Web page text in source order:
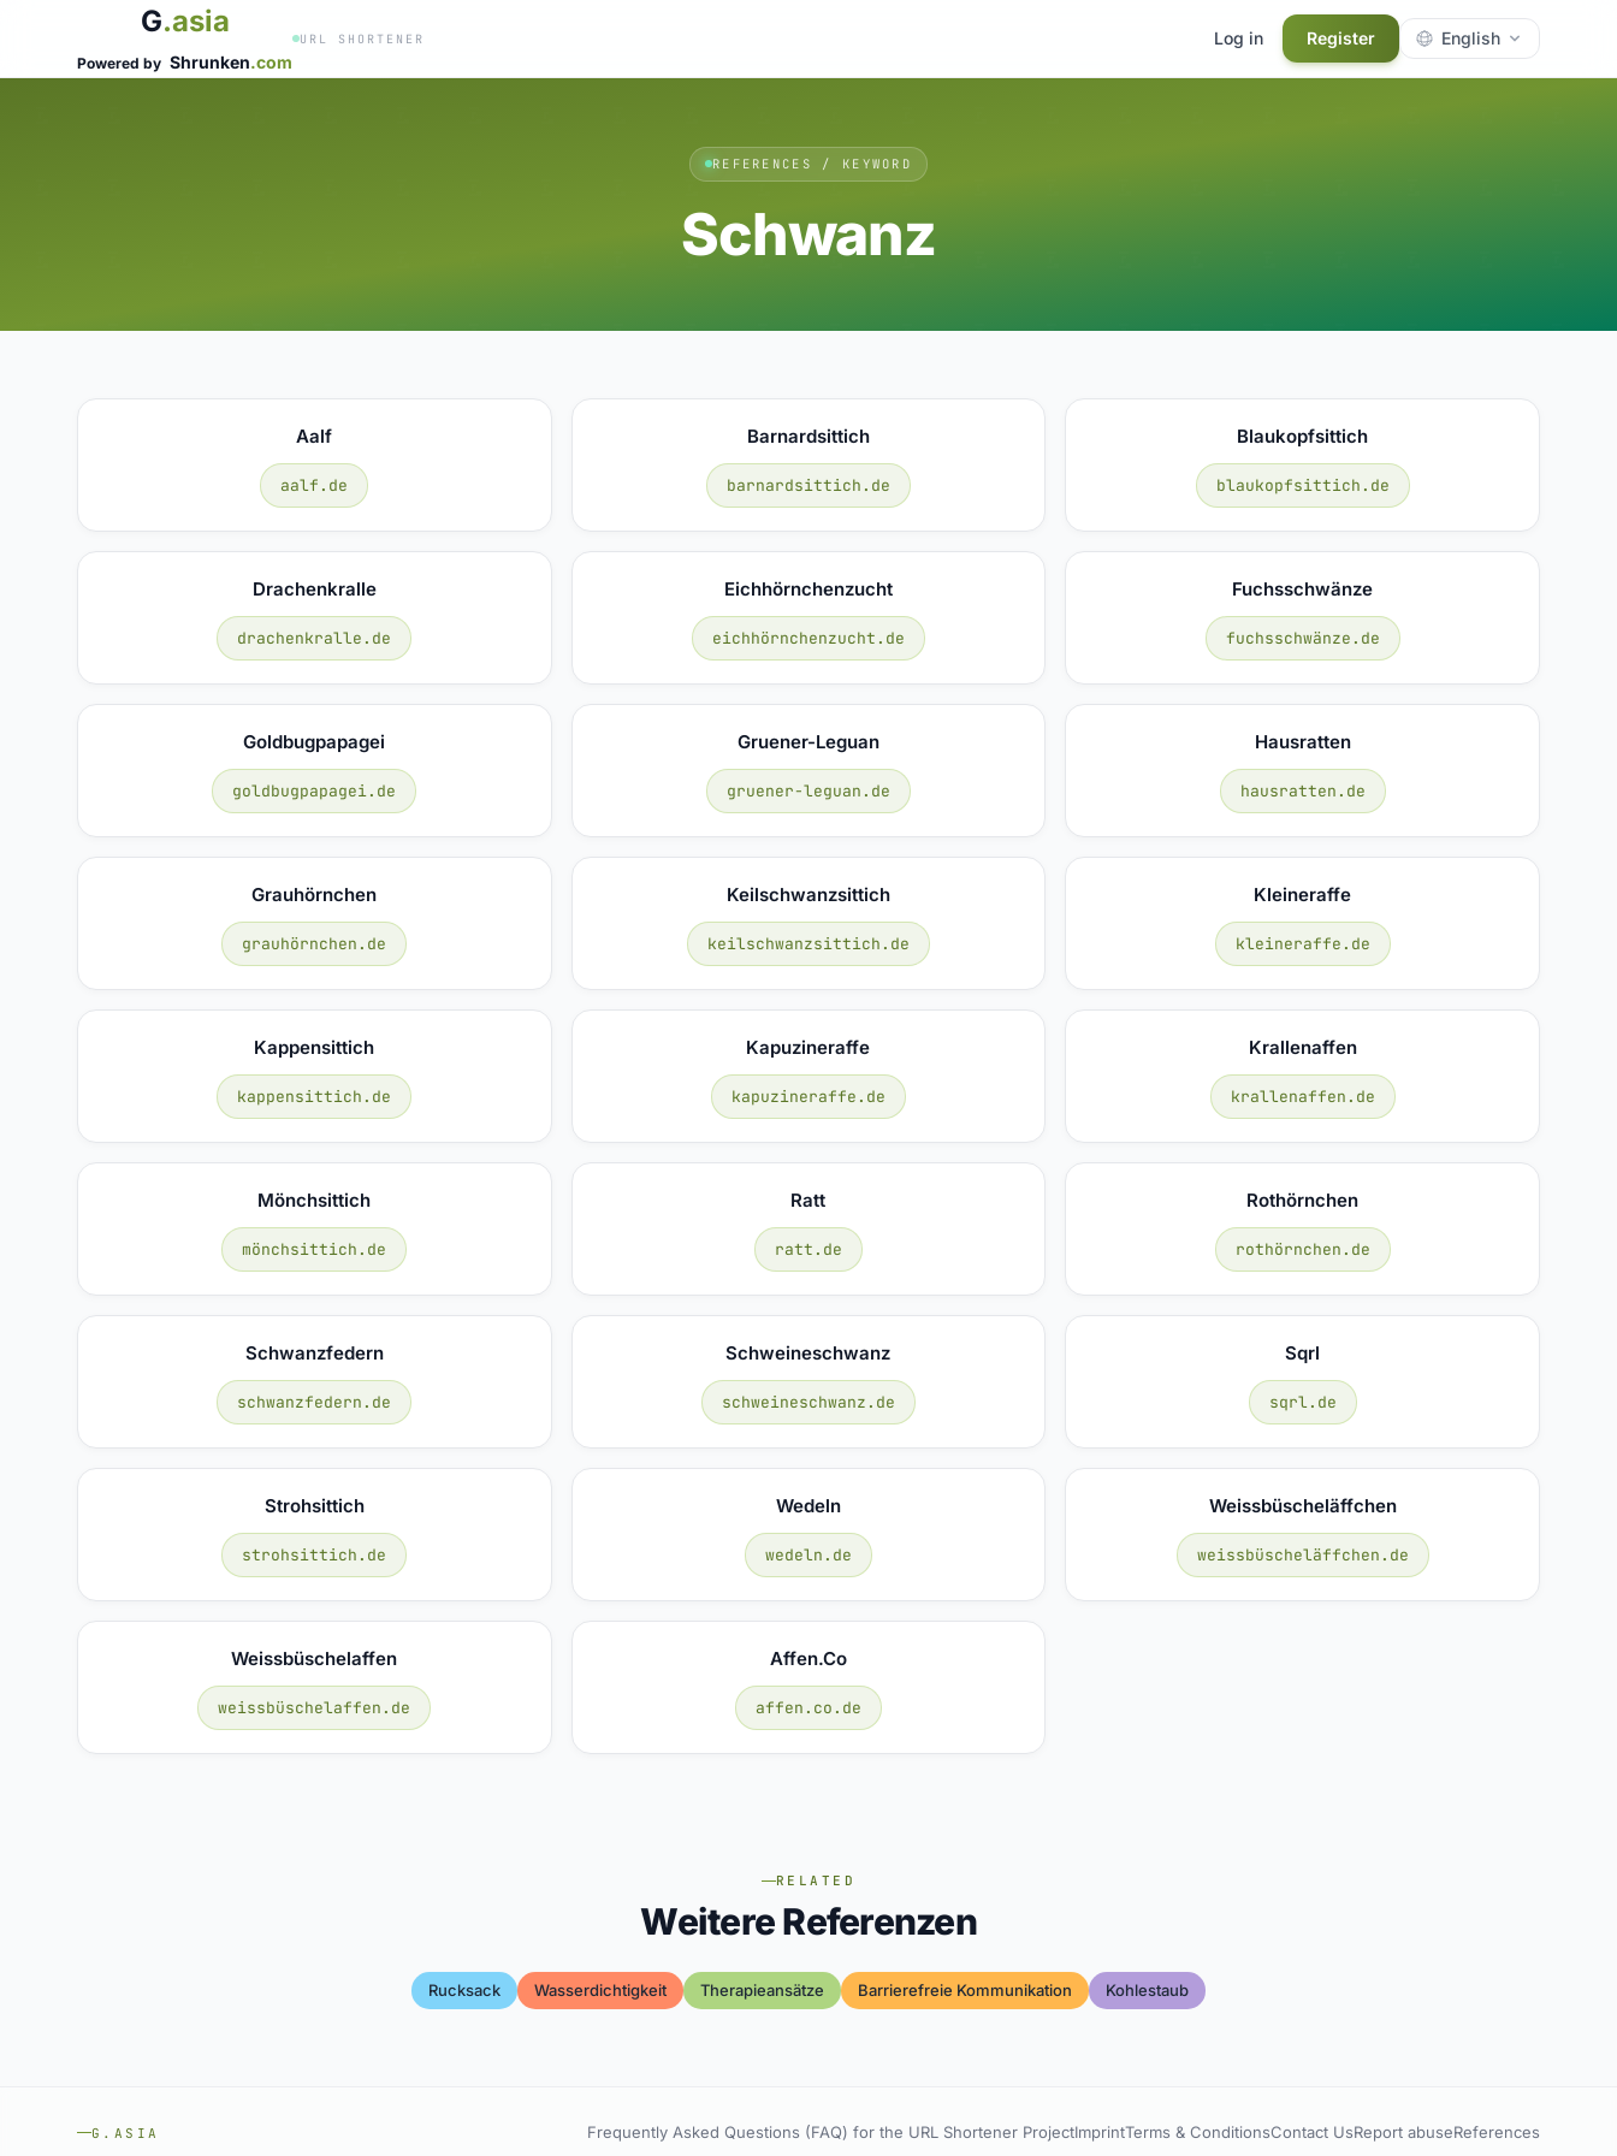
G.asia
Powered by Shrunken.com
URL SHORTENER Log in Register English
REFERENCES / KEYWORD
Schwanz
Aalf
aalf.de
Barnardsittich
barnardsittich.de
Blaukopfsittich
blaukopfsittich.de
Drachenkralle
drachenkralle.de
Eichhörnchenzucht
eichhörnchenzucht.de
Fuchsschwänze
fuchsschwänze.de
Goldbugpapagei
goldbugpapagei.de
Gruener-Leguan
gruener-leguan.de
Hausratten
hausratten.de
Grauhörnchen
grauhörnchen.de
Keilschwanzsittich
keilschwanzsittich.de
Kleineraffe
kleineraffe.de
Kappensittich
kappensittich.de
Kapuzineraffe
kapuzineraffe.de
Krallenaffen
krallenaffen.de
Mönchsittich
mönchsittich.de
Ratt
ratt.de
Rothörnchen
rothörnchen.de
Schwanzfedern
schwanzfedern.de
Schweineschwanz
schweineschwanz.de
Sqrl
sqrl.de
Strohsittich
strohsittich.de
Wedeln
wedeln.de
Weissbüscheläffchen
weissbüscheläffchen.de
Weissbüschelaffen
weissbüschelaffen.de
Affen.co
affen.co.de
RELATED
Weitere Referenzen
Rucksack Wasserdichtigkeit Therapieansätze Barrierefreie Kommunikation Kohlestaub
G.ASIA Frequently Asked Questions (FAQ) for the URL Shortener ProjectImprintTerms & ConditionsContact UsReport abuseReferences